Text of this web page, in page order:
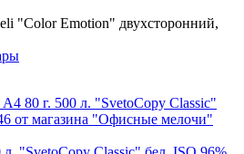
"Color Emotion" двухсторонний,